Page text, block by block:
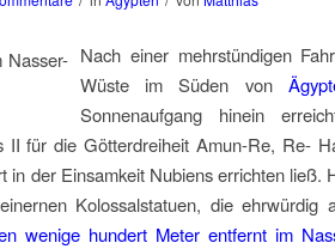
Nach einer mehrstündigen
Wüste im Süden von
Sonnenaufgang hinein
II für die Götterdreiheit Amun-Re, Re-
in der Einsamkeit Nubiens errichten ließ.
Kolossalstatuen, die ehrwürdig
wenige hundert Meter entfernt im